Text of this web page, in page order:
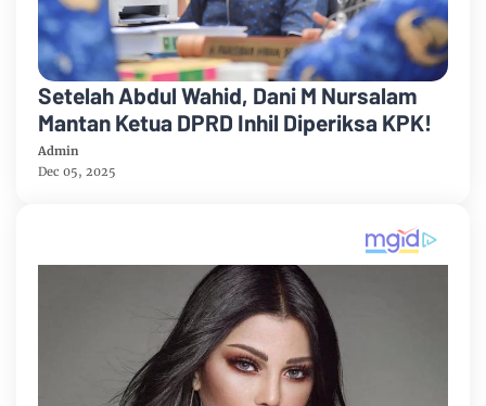
Setelah Abdul Wahid, Dani M Nursalam
Mantan Ketua DPRD Inhil Diperiksa KPK!
Admin
Dec 05, 2025